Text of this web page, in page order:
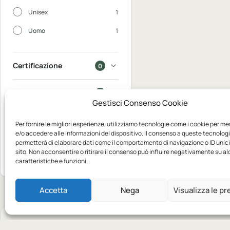
Gestisci Consenso Cookie
Per fornire le migliori esperienze, utilizziamo tecnologie come i cookie per
e/o accedere alle informazioni del dispositivo. Il consenso a queste
permetterà di elaborare dati come il comportamento di navigazione o ID
sito. Non acconsentire o ritirare il consenso può influire negativamente su
caratteristiche e funzioni.
Accetta Nega Visualizza le
Unisex 1
Uomo 1
Certificazione 0
Disponibili
Mostra 1
prodotto
Azzera